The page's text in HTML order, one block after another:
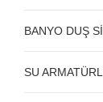
BANYO DUŞ
SU